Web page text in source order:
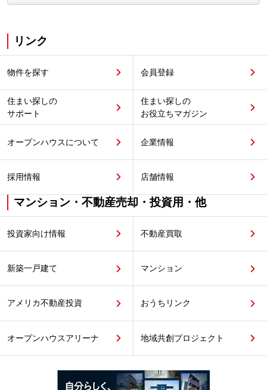
リンク
物件を探す 会員登録
住まい探しの
サポート
住まい探しの
お役立ちマガジン
オープンハウスについて 企業情報
採用情報 店舗情報
マンション・不動産売却・投資用・他
投資家向け情報 不動産買取
新築一戸建て マンション
アメリカ不動産投資 おうちリンク
オープンハウスアリーナ 地域共創プロジェクト